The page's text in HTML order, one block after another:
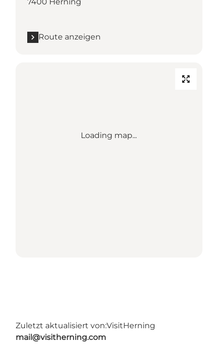
7400 Herning
Route anzeigen
Loading map...
Zuletzt aktualisiert von:VisitHerning
mail@visitherning.com